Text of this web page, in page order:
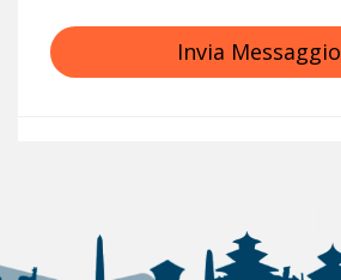
Invia Messaggio